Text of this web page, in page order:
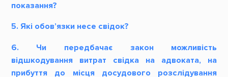
показання?
5. Які обов’язки несе свідок?
6. Чи передбачає закон можливість
відшкодування витрат свідка на адвоката, на
прибуття до місця досудового розслідування